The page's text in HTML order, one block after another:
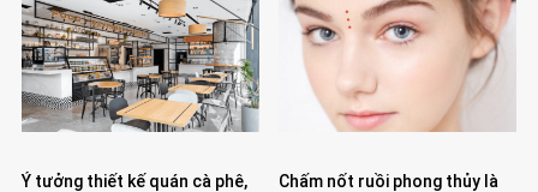
Ý tưởng thiết kế quán cà phê,
Chấm nốt ruồi phong thủy là